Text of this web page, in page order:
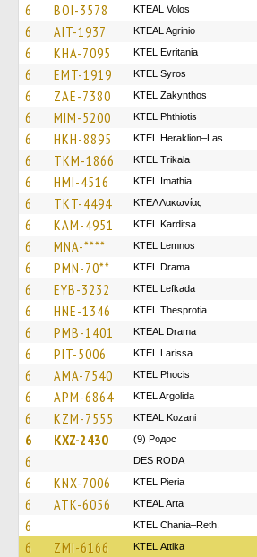
6 BOI-3578 KTEAL Volos
6 AIT-1937 KTEAL Agrinio
6 KHA-7095 ΚΤΕL Evritania
6 EMT-1919 KTEL Syros
6 ZAE-7380 KTEL Zakynthos
6 MIM-5200 ΚΤΕL Phthiotis
6 HKH-8895 KTEL Heraklion–Las.
6 TKM-1866 ΚΤΕL Τrikala
6 HMI-4516 KTEL Imathia
6 TKT-4494 ΚΤΕΛ Λακωνίας
6 KAM-4951 ΚΤΕL Karditsa
6 MNA-**** KTEL Lemnos
6 PMN-70** KTEL Drama
6 EYB-3232 KTEL Lefkada
6 HNE-1346 KTEL Thesprotia
6 PMB-1401 KTEAL Drama
6 PIT-5006 KTEL Larissa
6 AMA-7540 ΚΤΕL Phocis
6 APM-6864 KTEL Argolida
6 KZM-7555 KTEAL Kozani
6 KXZ-2430 (9) Родос
6 DES RODA
6 KNX-7006 KTEL Pieria
6 ATK-6056 KTEAL Arta
6 KTEL Chania–Reth.
6 ZMI-6166 KΤΕL Αttika